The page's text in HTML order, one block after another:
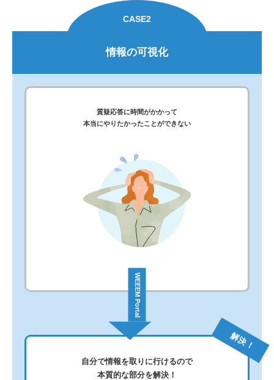
CASE2
情報の可視化
質疑応答に時間がかかって
本当にやりたかったことができない
WEEEM Portal
自分で情報を取りに行けるので
本質的な部分を解決！
解決！